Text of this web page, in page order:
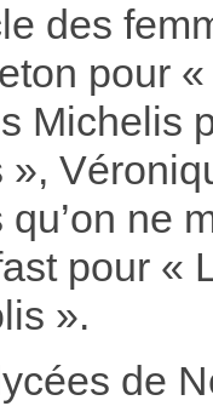
des
pour
Michelis
»,
qu’on ne
pour «
».
de